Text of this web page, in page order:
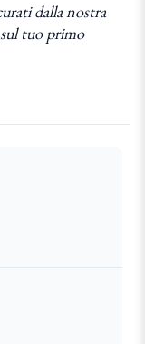
dalla nostra
tuo primo